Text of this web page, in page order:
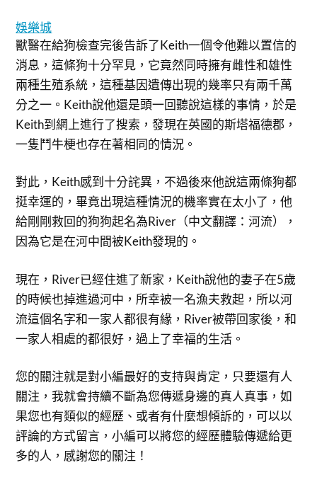
娛樂城
獸醫在給狗檢查完後告訴了Keith一個令他難以置信的
消息，這條狗十分罕見，它竟然同時擁有雌性和雄性
兩種生殖系統，這種基因遺傳出現的幾率只有兩千萬
分之一。Keith說他還是頭一回聽說這樣的事情，於是
Keith到網上進行了搜索，發現在英國的斯塔福德郡，
一隻鬥牛梗也存在著相同的情況。
對此，Keith感到十分詫異，不過後來他說這兩條狗都
挺幸運的，畢竟出現這種情況的機率實在太小了，他
給剛剛救回的狗狗起名為River（中文翻譯：河流），
因為它是在河中間被Keith發現的。
現在，River已經住進了新家，Keith說他的妻子在5歲
的時候也掉進過河中，所幸被一名漁夫救起，所以河
流這個名字和一家人都很有緣，River被帶回家後，和
一家人相處的都很好，過上了幸福的生活。
您的關注就是對小編最好的支持與肯定，只要還有人
關注，我就會持續不斷為您傳遞身邊的真人真事，如
果您也有類似的經歷、或者有什麼想傾訴的，可以以
評論的方式留言，小編可以將您的經歷體驗傳遞給更
多的人，感謝您的關注！